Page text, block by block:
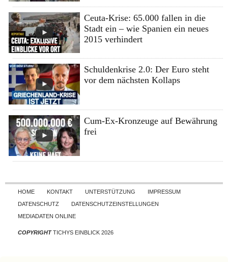
Ceuta-Krise: 65.000 fallen in die
Stadt ein – wie Spanien ein neues
2015 verhindert
Schuldenkrise 2.0: Der Euro steht
vor dem nächsten Kollaps
Cum-Ex-Kronzeuge auf Bewährung
frei
Skip to content
HOME KONTAKT UNTERSTÜTZUNG
IMPRESSUM
DATENSCHUTZ
DATENSCHUTZEINSTELLUNGEN
MEDIADATEN ONLINE
COPYRIGHTTICHYS EINBLICK 2026